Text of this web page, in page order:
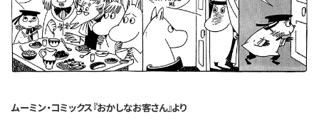
ムーミン・コミックス『おかしなお客さん』より